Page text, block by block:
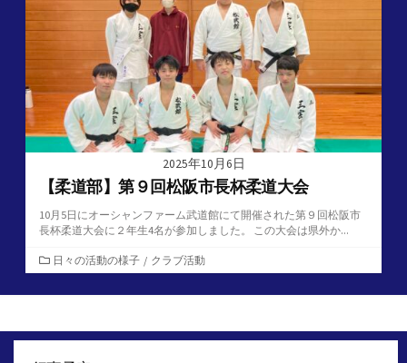
ー
2025年10月6日
【柔道部】第９回松阪市長杯柔道大会
10月5日にオーシャンファーム武道館にて開催された第９回松阪市
長杯柔道大会に２年生4名が参加しました。 この大会は県外か...
カ
テ
ゴ
ー
日々の活動の様子 / クラブ活動